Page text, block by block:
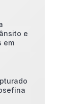
e
em